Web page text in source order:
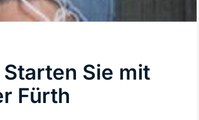
Sie mit
Fürth